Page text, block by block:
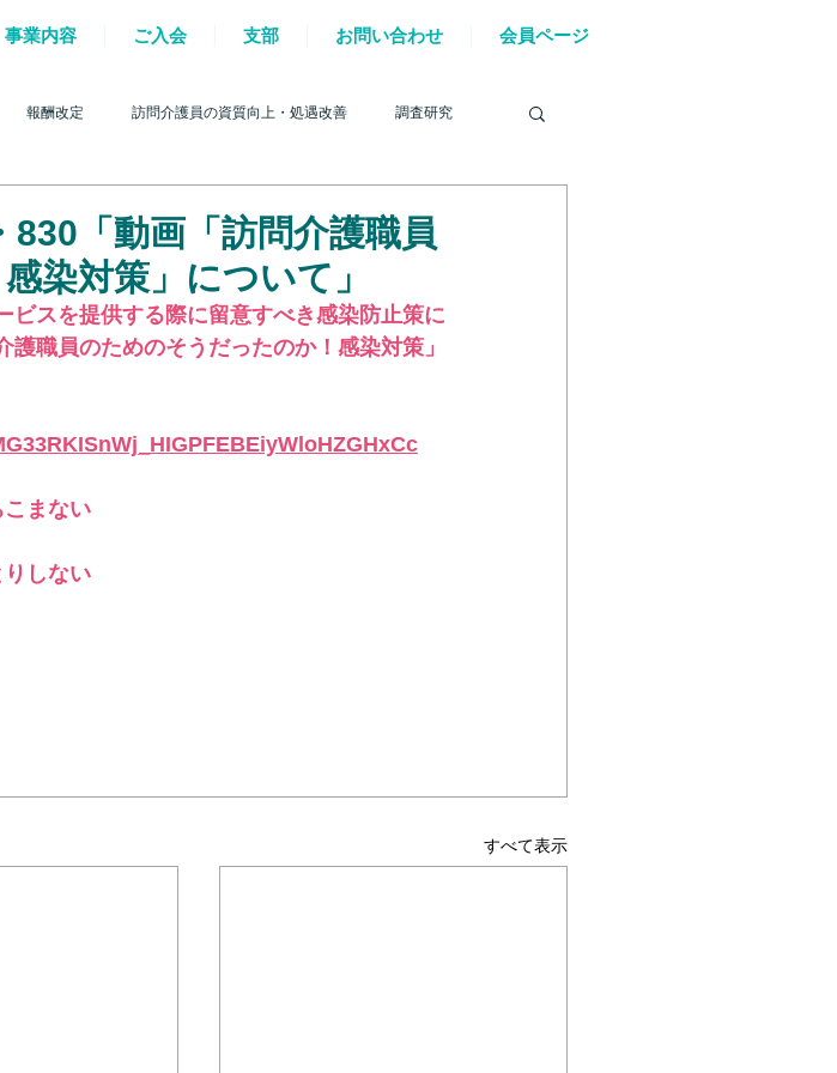
事業内容 ご入会 支部 お問い合わせ 会員ページ
報酬改定 訪問介護員の資質向上・処遇改善 調査研究
問介護を巡る動き 2012年 訪問介護を巡る動き
＊機関誌「ホームヘルパー」2023
「動画「訪問介護職員
染対策」について」
スを提供する際に留意すべき感染防止策に
職員のためのそうだったのか！感染対策」
まない
しない
すべて表示